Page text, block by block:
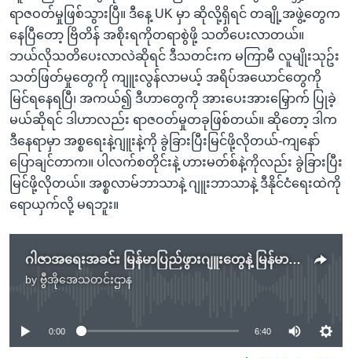
ရာဇဝတ်မှုဖြစ်သွားပြီ။​ ဒီနေ့ UK မှာ ဆိုလို့ရှိရင် တချို့အဖွဲ့တွေက
နေပြီတော့ ဗြိတိန် အစိုးရကိုတရာစွဲဖို့ သတိပေးလာတယ်။
ဘယ်လိုသတိပေးလာလဲဆိုရင် ဒီသတင်းက မကြာမီ လူမျိုးသုဥ်း
သတ်ဖြတ်မှုတွေကို ကျူးလွန်လာမယ့် အရိပ်အယောင်တွေကို
မြင်ရနေရပြီ၊ အကယ်၍ ဒီဟာတွေကို အားပေးအားမြှောက် ပြုခဲ့
မယ်ဆိုရင် ဒါဟာလည်း ရာဇဝတ်မှုတခုဖြစ်တယ်။ ဆိုတော့ ဒါက
ဒီနေရာမှာ အစ္စရေးနဲ့ဂျူးနဲ့ကို ခွဲခြားပြီးမြင်ဖို့လိုတယ်-ကျနော်
ပြောချင်တာက။ ပါလက်စတိုင်းနဲ့ ဟားမတ်စ်နဲ့ကိုလည်း ခွဲခြားပြီး
မြင်ဖို့လိုတယ်။ အစ္စလာမ်ဘာသာနဲ့ ဂျူးဘာသာနဲ့ ဒီနိုင်ငံရေးထဲကို
ရောယှက်လို့ မရဘူး။
ဂါဇာအရေးအခင်း မြန်မာပြည်ဖွားဂျူးတွေနဲ့ မြန်မာမွတ်ဆလင်များ တုံ့ပြန်ချက်
by ဗွီအိုအေသတင်းဌာန
No media source currently available
0:00 6:40